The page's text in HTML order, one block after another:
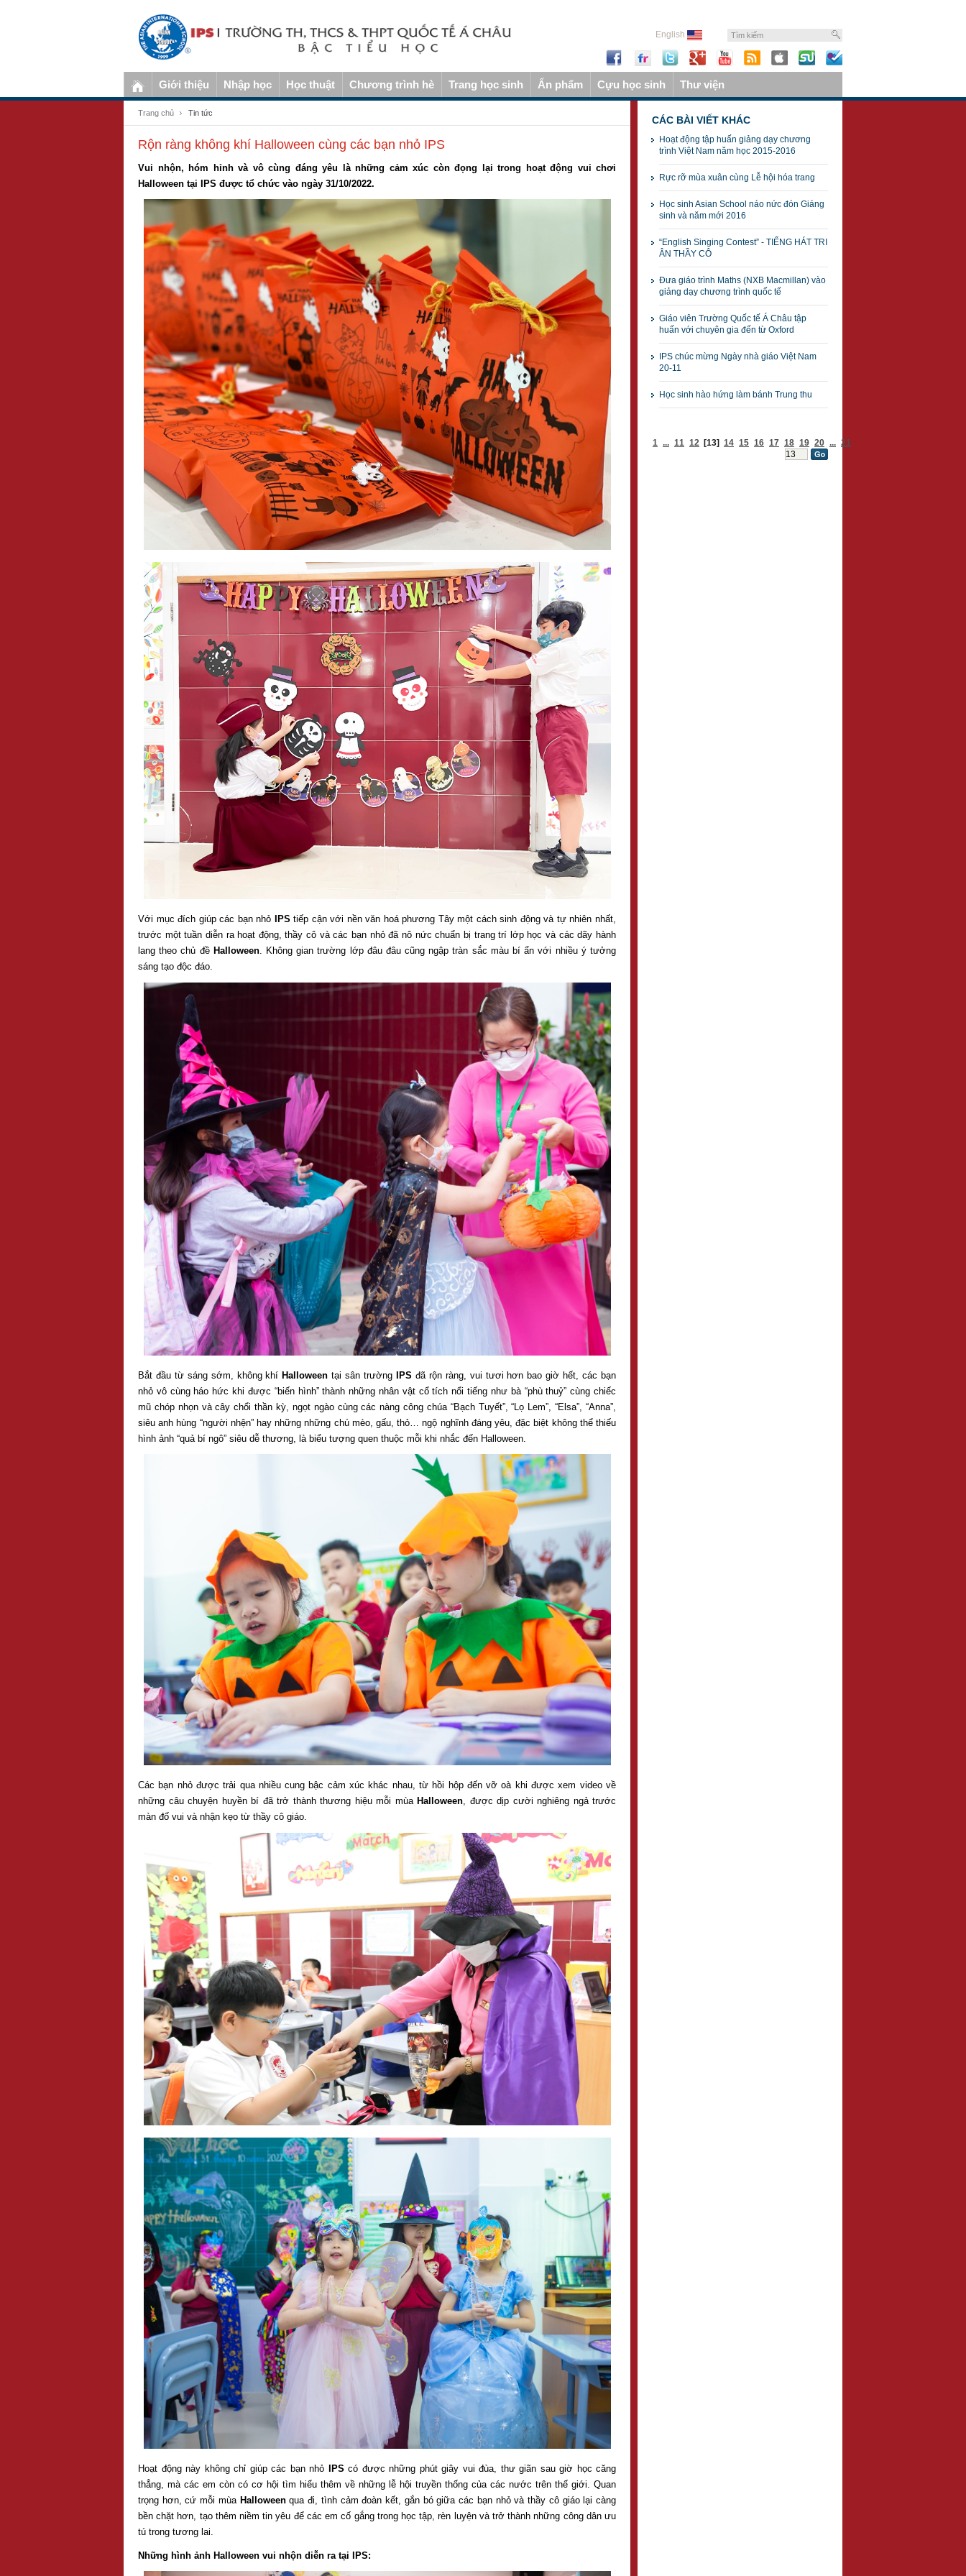
English
Giới thiệu Nhập học Học thuật Chương trình hè Trang học sinh Ấn phẩm Cựu học sinh Thư viện
Trang chủ Tin tức
Rộn ràng không khí Halloween cùng các bạn nhỏ IPS
Vui nhộn, hóm hỉnh và vô cùng đáng yêu là những cảm xúc còn đọng lại trong hoạt động vui chơi
Halloween tại IPS được tổ chức vào ngày 31/10/2022.
Với mục đích giúp các bạn nhỏ IPS tiếp cận với nền văn hoá phương Tây một cách sinh động và tự nhiên nhất,
trước một tuần diễn ra hoạt động, thầy cô và các bạn nhỏ đã nô nức chuẩn bị trang trí lớp học và các dãy hành
lang theo chủ đề Halloween. Không gian trường lớp đâu đâu cũng ngập tràn sắc màu bí ẩn với nhiều ý tưởng
sáng tạo độc đáo.
Bắt đầu từ sáng sớm, không khí Halloween tại sân trườngIPS đã rộn ràng, vui tươi hơn bao giờ hết, các bạn
nhỏ vô cùng háo hức khi được “biến hình” thành những nhân vật cổ tích nổi tiếng như bà “phù thuỷ” cùng chiếc
mũ chóp nhọn và cây chổi thần kỳ, ngọt ngào cùng các nàng công chúa “Bạch Tuyết”, “Lọ Lem”, “Elsa”, “Anna”,
siêu anh hùng “người nhện” hay những những chú mèo, gấu, thỏ… ngộ nghĩnh đáng yêu, đặc biệt không thể thiếu
hình ảnh “quả bí ngô” siêu dễ thương, là biểu tượng quen thuộc mỗi khi nhắc đến Halloween.
Các bạn nhỏ được trải qua nhiều cung bậc cảm xúc khác nhau, từ hồi hộp đến vỡ oà khi được xem video về
những câu chuyện huyền bí đã trở thành thương hiệu mỗi mùa Halloween, được dịp cười nghiêng ngả trước
màn đố vui và nhận kẹo từ thầy cô giáo.
Hoạt động này không chỉ giúp các bạn nhỏ IPS có được những phút giây vui đùa, thư giãn sau giờ học căng
thẳng, mà các em còn có cơ hội tìm hiểu thêm về những lễ hội truyền thống của các nước trên thế giới. Quan
trọng hơn, cứ mỗi mùa Halloweenqua đi, tình cảm đoàn kết, gắn bó giữa các bạn nhỏ và thầy cô giáo lại càng
bền chặt hơn, tạo thêm niềm tin yêu để các em cố gắng trong học tập, rèn luyện và trở thành những công dân ưu
tú trong tương lai.
Những hình ảnh Halloween vui nhộn diễn ra tại IPS:
CÁC BÀI VIẾT KHÁC
Hoạt động tập huấn giảng dạy chương
trình Việt Nam năm học 2015-2016
Rực rỡ mùa xuân cùng Lễ hội hóa trang
Học sinh Asian School náo nức đón Giáng
sinh và năm mới 2016
“English Singing Contest” - TIẾNG HÁT TRI
ÂN THẦY CÔ
Đưa giáo trình Maths (NXB Macmillan) vào
giảng dạy chương trình quốc tế
Giáo viên Trường Quốc tế Á Châu tập
huấn với chuyên gia đến từ Oxford
IPS chúc mừng Ngày nhà giáo Việt Nam
20-11
Học sinh hào hứng làm bánh Trung thu
1 ... 11 12 [13] 14 15 16 17 18 19 20 ... 21